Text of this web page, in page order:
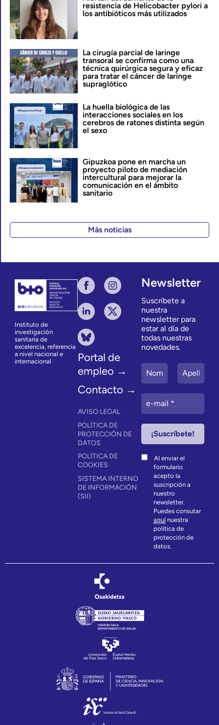
resistencia de Helicobacter pylori a
los antibióticos más utilizados
La cirugía parcial de laringe
transoral se confirma como una
técnica quirúrgica segura y eficaz
para tratar el cáncer de laringe
supraglótico
La huella biológica de las
interacciones sociales en los
cerebros de ratones distinta según
el sexo
Gipuzkoa pone en marcha un
proyecto piloto de mediación
intercultural para mejorar la
comunicación en el ámbito
sanitario
Más noticias
Instituto de
investigación
sanitaria de
excelencia, referencia
a nivel nacional e
internacional
Portal de
empleo →
Contacto →
AVISO LEGAL
POLÍTICA DE
PROTECCIÓN DE
DATOS
POLÍTICA DE
COOKIES
SISTEMA INTERNO
DE INFORMACIÓN
(SII)
Newsletter
Suscríbete a
nuestra
newsletter para
estar al día de
todas nuestras
novedades.
Al enviar el
formulario
acepto la
suscripción a
nuestro
newsletter.
Puedes consutar
aquínuestra
política de
protección de
datos.